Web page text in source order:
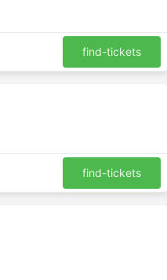
Co大巴类型和票价
型的巴士可满足旅客的各
的票价，常被称为本地大
旅行的优选。卧铺或VIP
可能会提供卧铺或宽大且
find-tickets
find-tickets